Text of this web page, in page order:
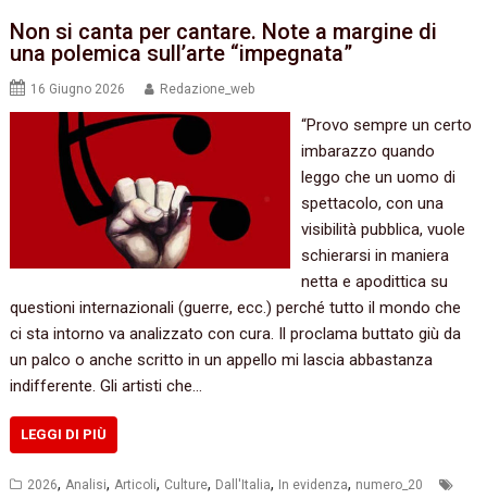
Non si canta per cantare. Note a margine di
una polemica sull’arte “impegnata”
16 Giugno 2026 Redazione_web
“Provo sempre un certo
imbarazzo quando
leggo che un uomo di
spettacolo, con una
visibilità pubblica, vuole
schierarsi in maniera
netta e apodittica su
questioni internazionali (guerre, ecc.) perché tutto il mondo che
ci sta intorno va analizzato con cura. Il proclama buttato giù da
un palco o anche scritto in un appello mi lascia abbastanza
indifferente. Gli artisti che…
LEGGI DI PIÙ
2026,Analisi,Articoli, Culture, Dall'Italia, In evidenza, numero_20